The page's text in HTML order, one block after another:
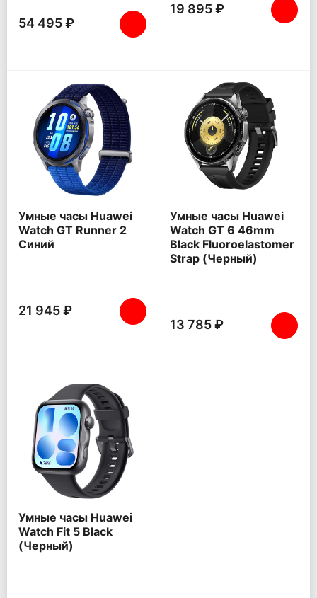
54 495 ₽
19 895 ₽
Умные часы Huawei
Watch GT Runner 2
Синий
21 945 ₽
Умные часы Huawei
Watch GT 6 46mm
Black Fluoroelastomer
Strap (Черный)
13 785 ₽
Умные часы Huawei
Watch Fit 5 Black
(Черный)